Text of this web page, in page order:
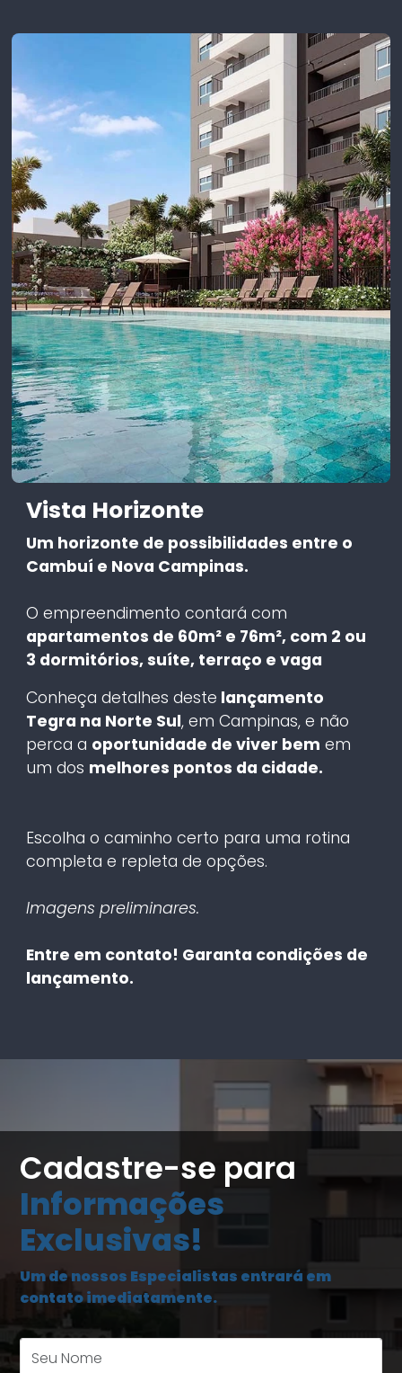
Vista Horizonte
Um horizonte de possibilidades entre o
Cambuí e Nova Campinas.
O empreendimento contará com
apartamentos de 60m² e 76m², com 2 ou
3 dormitórios, suíte, terraço e vaga
Conheça detalhes deste lançamento
Tegra na Norte Sul, em Campinas, e não
perca a oportunidade de viver bem em
um dos melhores pontos da cidade.
Escolha o caminho certo para uma rotina
completa e repleta de opções.
Imagens preliminares.
Entre em contato! Garanta condições de
lançamento.
Cadastre-se para
Informações
Exclusivas!
Um de nossos Especialistas entrará em
contato imediatamente.